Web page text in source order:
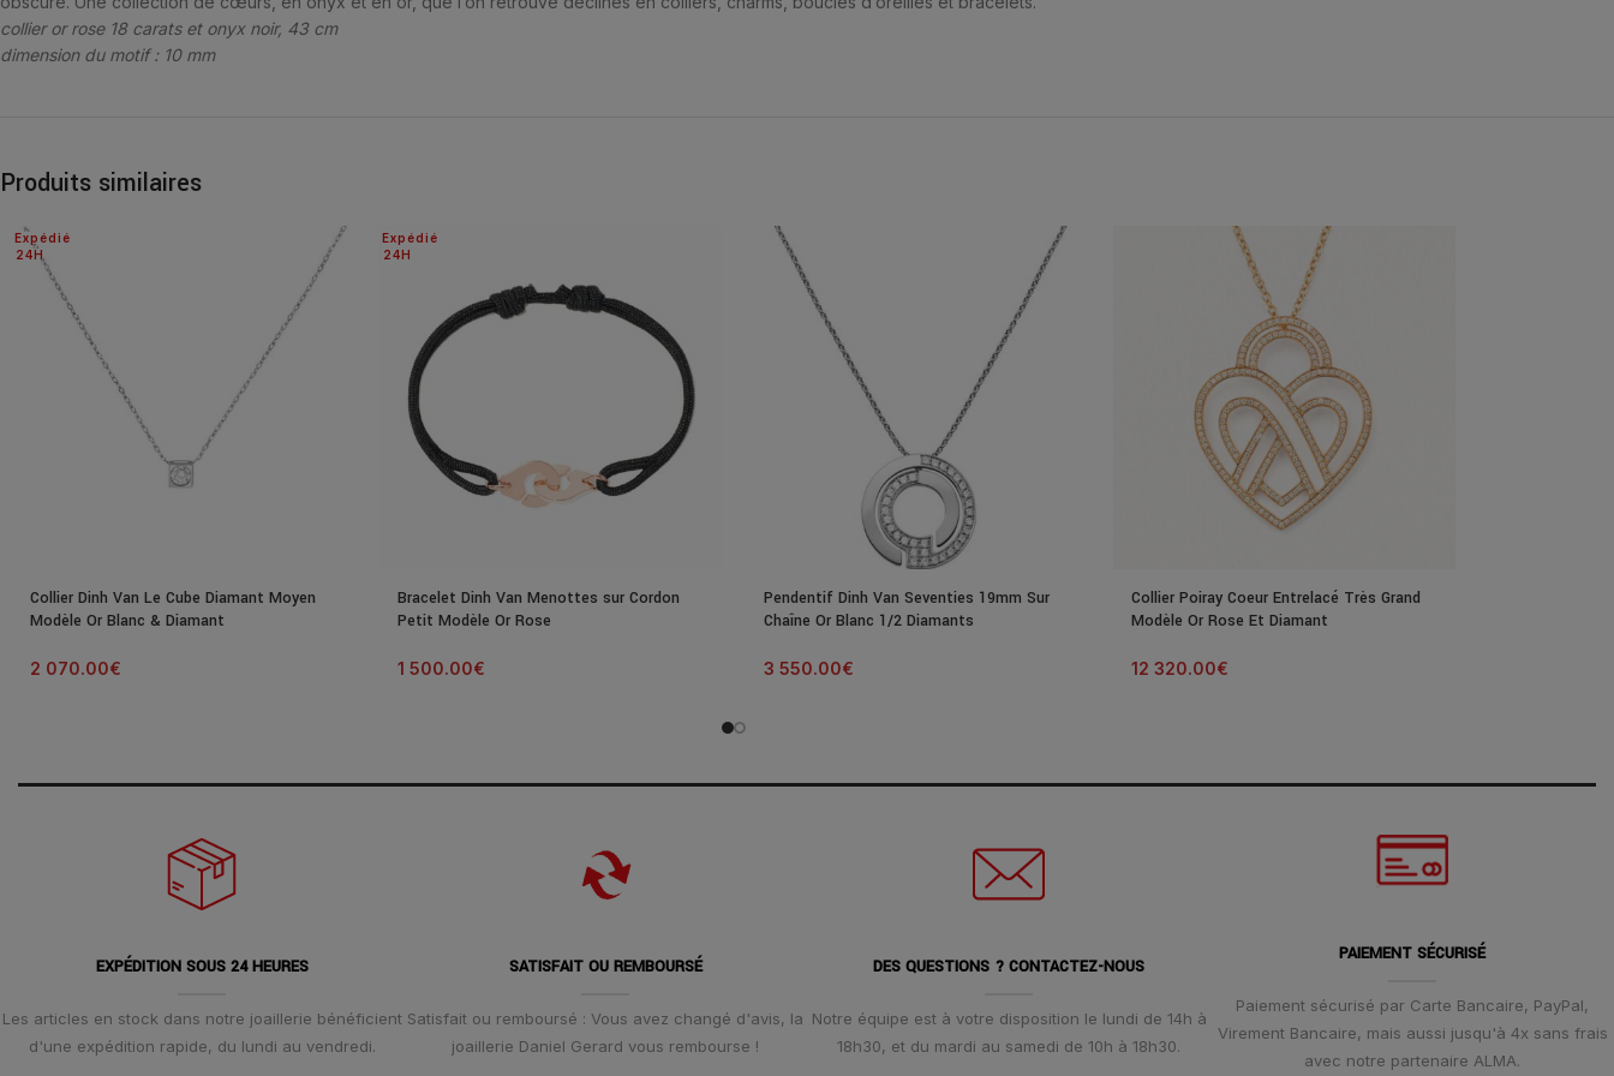
collier or rose 18 carats et onyx noir, 43 cm
dimension du motif : 10 mm
Produits similaires
24H
Expédié
Collier Dinh Van Le Cube Diamant Moyen
Modèle Or Blanc & Diamant
2 070.00€
24H
Expédié
Bracelet Dinh Van Menottes sur Cordon
Petit Modèle Or Rose
1 500.00€
Pendentif Dinh Van Seventies 19mm Sur
Chaîne Or Blanc 1/2 Diamants
3 550.00€
Collier Poiray Coeur Entrelacé Très Grand
Modèle Or Rose Et Diamant
12 320.00€
EXPÉDITION SOUS 24 HEURES
Les articles en stock dans notre joaillerie bénéficient
d'une expédition rapide, du lundi au vendredi.
SATISFAIT OU REMBOURSÉ
Satisfait ou remboursé : Vous avez changé d'avis, la
joaillerie Daniel Gerard vous rembourse !
DES QUESTIONS ? CONTACTEZ-NOUS
Notre équipe est à votre disposition le lundi de 14h à
18h30, et du mardi au samedi de 10h à 18h30.
PAIEMENT SÉCURISÉ
Paiement sécurisé par Carte Bancaire, PayPal,
Virement Bancaire, mais aussi jusqu'à 4x sans frais
avec notre partenaire ALMA.